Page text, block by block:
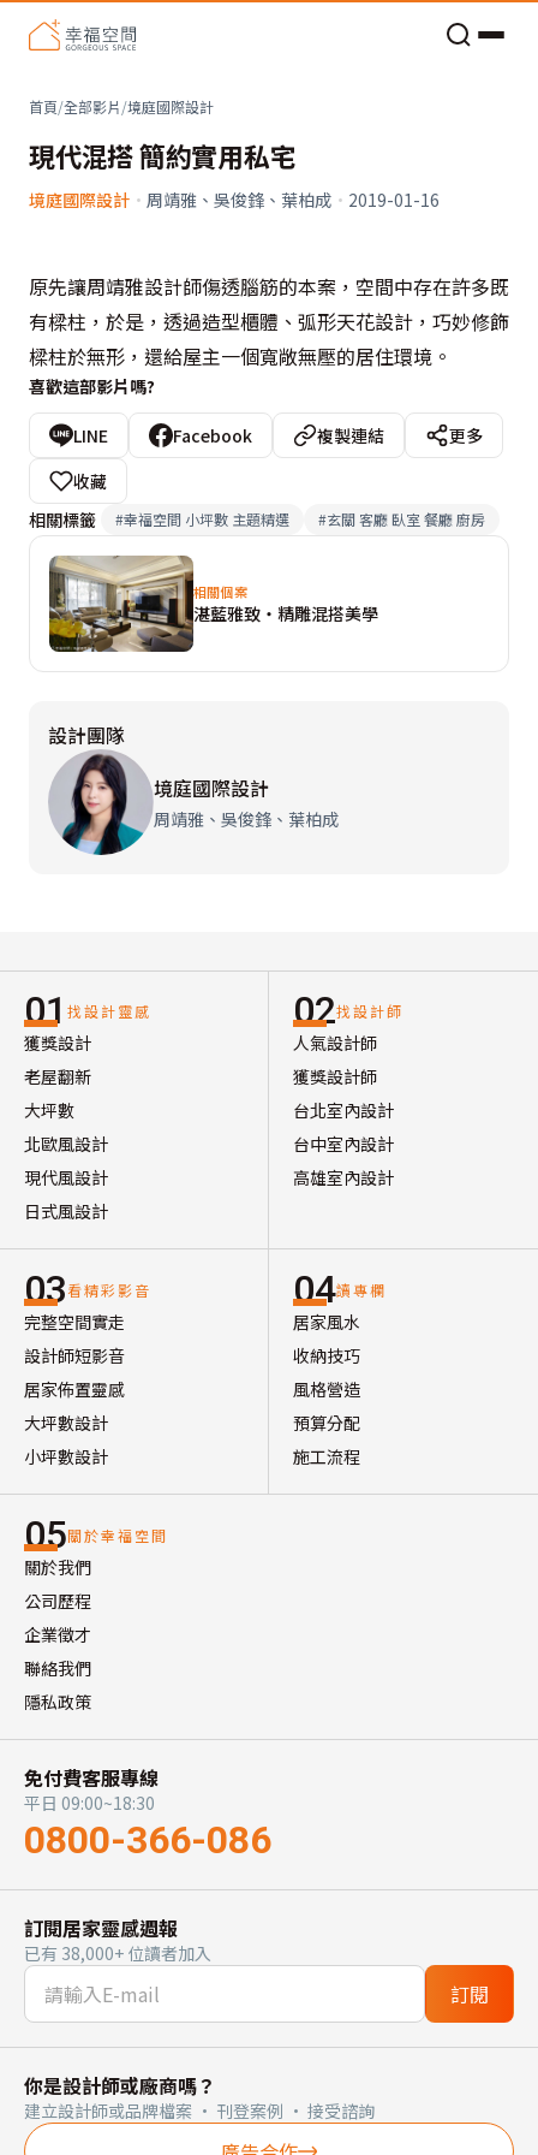
首頁/全部影片/境庭國際設計
現代混搭 簡約實用私宅
境庭國際設計 · 周靖雅、吳俊鋒、葉柏成 · 2019-01-16
原先讓周靖雅設計師傷透腦筋的本案，空間中存在許多既
有樑柱，於是，透過造型櫃體、弧形天花設計，巧妙修飾
樑柱於無形，還給屋主一個寬敞無壓的居住環境。
喜歡這部影片嗎?
LINE Facebook 複製連結
更多
收藏
相關標籤
#幸福空間 小坪數 主題精選 #玄關 客廳 臥室 餐廳 廚房
相關個案
湛藍雅致‧精雕混搭美學
設計團隊
境庭國際設計
周靖雅、吳俊鋒、葉柏成
01 找設計靈感
獲獎設計
老屋翻新
大坪數
北歐風設計
現代風設計
日式風設計
02找設計師
人氣設計師
獲獎設計師
台北室內設計
台中室內設計
高雄室內設計
03看精彩影音
完整空間實走
設計師短影音
居家佈置靈感
大坪數設計
小坪數設計
04讀專欄
居家風水
收納技巧
風格營造
預算分配
施工流程
05關於幸福空間
關於我們
公司歷程
企業徵才
聯絡我們
隱私政策
免付費客服專線
平日 09:00~18:30
0800-366-086
訂閱居家靈感週報
已有 38,000+ 位讀者加入
訂閱
你是設計師或廠商嗎？
建立設計師或品牌檔案 · 刊登案例 · 接受諮詢